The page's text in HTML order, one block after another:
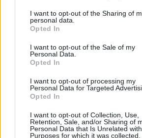
I want to opt-out of the Sharing of
personal data.
Opted In
I want to opt-out of the Sale of my
Personal Data.
Opted In
I want to opt-out of processing my
Personal Data for Targeted
Opted In
I want to opt-out of Collection, Use,
Retention, Sale, and/or Sharing of
Personal Data that Is Unrelated
Purposes for which it was collected.
Η Toyota φέρνει νέα γενιά
Νέο Audi A2 e-tron με στόχο την κορυφή της
Ευρωπαϊκό Κορασίδων: Άνετη
νίκη της Ελλάδας στην